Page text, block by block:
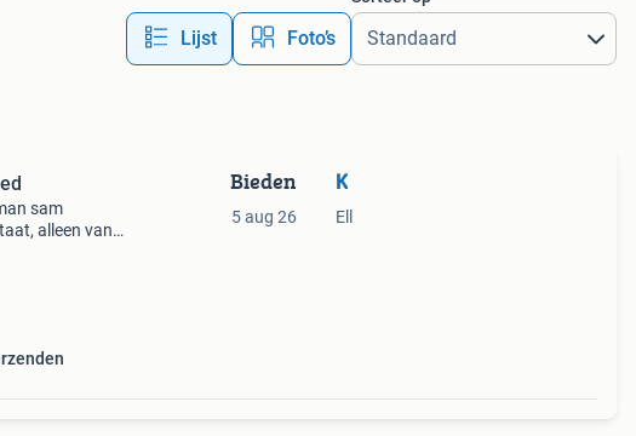
Lijst Foto’s
sam
alleen van
Bieden
5 aug 26
K
Ell